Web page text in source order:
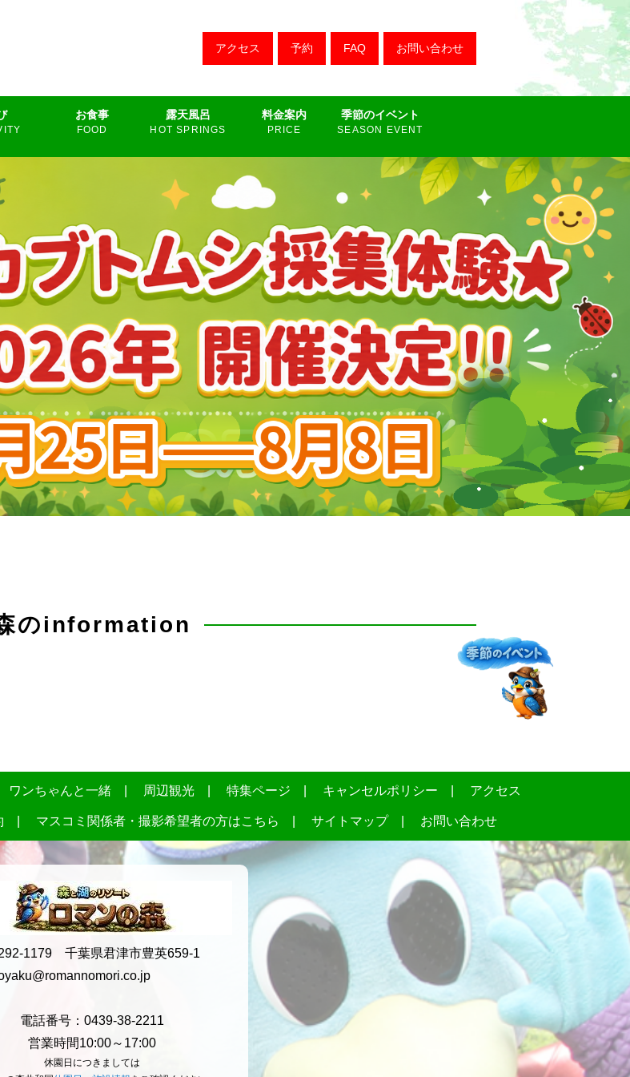
アクセス FAQ お問い合わせ
お食事 露天風呂 料金案内 季節のイベント
のinformation
ワンちゃんと一緒 周辺観光 特集ページ キャンセルポリシー アクセス
マスコミ関係者・撮影希望者の方はこちら サイトマップ お問い合わせ
1179 千葉県君津市豊英659-1
電話番号：0439-38-2211
営業時間10:00～17:00
休園日につきましては